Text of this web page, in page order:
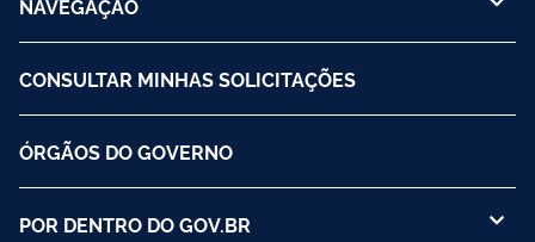
NAVEGAÇÃO
CONSULTAR MINHAS SOLICITAÇÕES
ÓRGÃOS DO GOVERNO
POR DENTRO DO GOV.BR